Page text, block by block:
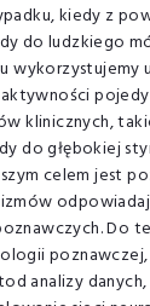
kiedy z
do ludzkiego
wykorzystujemy
klinicznych,
do głębokiej
celem jest
Do
analizy